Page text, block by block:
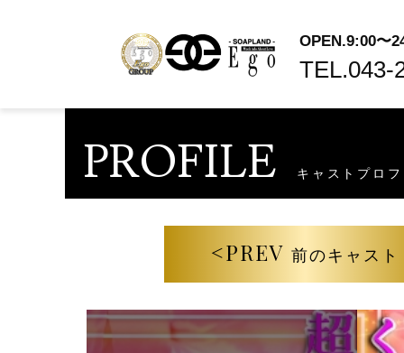
OPEN.9:00〜
TEL.043-
PROFILE キャストプロ
<PREV 前のキャスト